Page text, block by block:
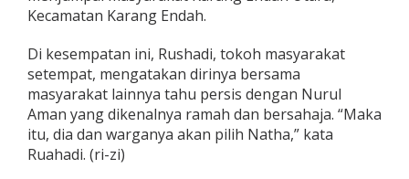
Kecamatan Karang Endah.
Di kesempatan ini, Rushadi, tokoh masyarakat
setempat, mengatakan dirinya bersama
masyarakat lainnya tahu persis dengan Nurul
Aman yang dikenalnya ramah dan bersahaja. “Maka
itu, dia dan warganya akan pilih Natha,” kata
Ruahadi. (ri-zi)